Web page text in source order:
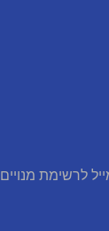
לרשימת מנויים